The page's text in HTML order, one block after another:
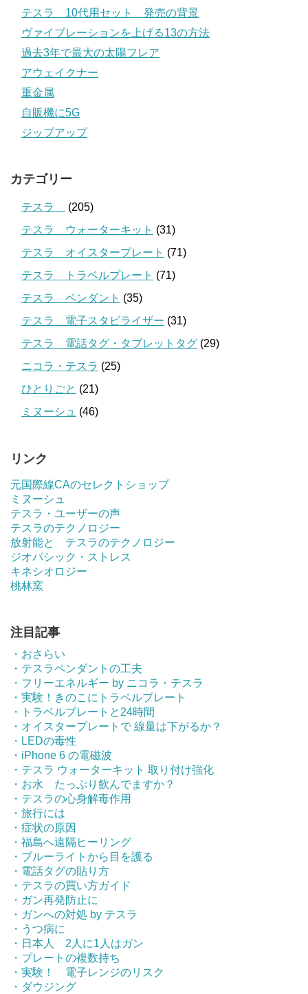
テスラ 10代用セット 発売の背景
ヴァイブレーションを上げる13の方法
過去3年で最大の太陽フレア
アウェイクナー
重金属
自販機に5G
ジップアップ
カテゴリー
テスラ
(205)
テスラ ウォーターキット (31)
テスラ オイスタープレート (71)
テスラ トラベルプレート (71)
テスラ ペンダント (35)
テスラ 電子スタビライザー (31)
テスラ 電話タグ・タブレットタグ (29)
ニコラ・テスラ (25)
ひとりごと (21)
ミヌーシュ (46)
リンク
元国際線CAのセレクトショップ
ミヌーシュ
テスラ・ユーザーの声
テスラのテクノロジー
放射能と テスラのテクノロジー
ジオパシック・ストレス
キネシオロジー
桃林窯
注目記事
・おさらい
・テスラペンダントの工夫
・フリーエネルギー by ニコラ・テスラ
・実験！きのこにトラベルプレート
・トラベルプレートと24時間
・オイスタープレートで 線量は下がるか？
・LEDの毒性
・iPhone 6 の電磁波
・テスラ ウォーターキット 取り付け強化
・お水 たっぷり飲んでますか？
・テスラの心身解毒作用
・旅行には
・症状の原因
・福島へ遠隔ヒーリング
・ブルーライトから目を護る
・電話タグの貼り方
・テスラの買い方ガイド
・ガン再発防止に
・ガンへの対処 by テスラ
・うつ病に
・日本人 2人に1人はガン
・プレートの複数持ち
・実験！ 電子レンジのリスク
・ダウジング